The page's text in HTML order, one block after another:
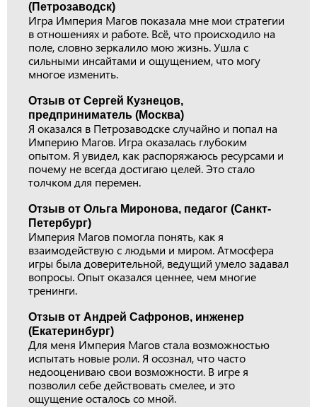
(Петрозаводск)
Игра Империя Магов показала мне мои стратегии
в отношениях и работе. Всё, что происходило на
поле, словно зеркалило мою жизнь. Ушла с
сильными инсайтами и ощущением, что могу
многое изменить.
Отзыв от Сергей Кузнецов,
предприниматель (Москва)
Я оказался в Петрозаводске случайно и попал на
Империю Магов. Игра оказалась глубоким
опытом. Я увидел, как распоряжаюсь ресурсами и
почему не всегда достигаю целей. Это стало
толчком для перемен.
Отзыв от Ольга Миронова, педагог (Санкт-
Петербург)
Империя Магов помогла понять, как я
взаимодействую с людьми и миром. Атмосфера
игры была доверительной, ведущий умело задавал
вопросы. Опыт оказался ценнее, чем многие
тренинги.
Отзыв от Андрей Сафронов, инженер
(Екатеринбург)
Для меня Империя Магов стала возможностью
испытать новые роли. Я осознал, что часто
недооцениваю свои возможности. В игре я
позволил себе действовать смелее, и это
ощущение осталось со мной.